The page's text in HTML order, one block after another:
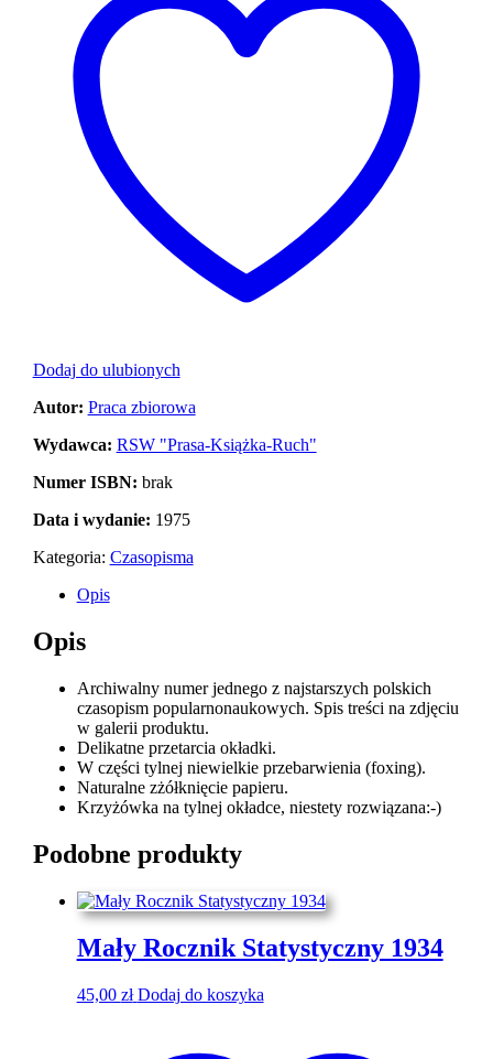
Dodaj do ulubionych
Autor: Praca zbiorowa
Wydawca: RSW "Prasa-Książka-Ruch"
Numer ISBN: brak
Data i wydanie: 1975
Kategoria: Czasopisma
Opis
Opis
Archiwalny numer jednego z najstarszych polskich
czasopism popularnonaukowych. Spis treści na zdjęciu
w galerii produktu.
Delikatne przetarcia okładki.
W części tylnej niewielkie przebarwienia (foxing).
Naturalne zżółknięcie papieru.
Krzyżówka na tylnej okładce, niestety rozwiązana:-)
Podobne produkty
Mały Rocznik Statystyczny 1934
45,00 zł Dodaj do koszyka